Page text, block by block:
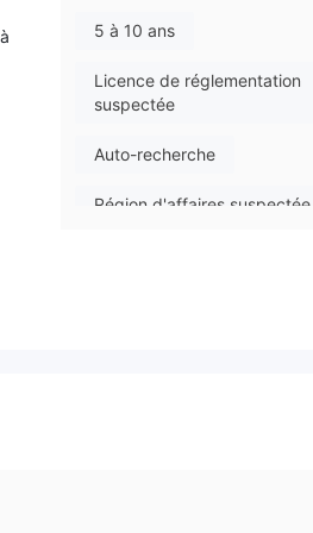
5 à 10 ans
Licence de réglementation
suspectée
Auto-recherche
Région d'affaires suspectée